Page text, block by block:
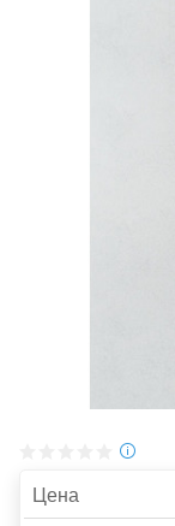
Цена